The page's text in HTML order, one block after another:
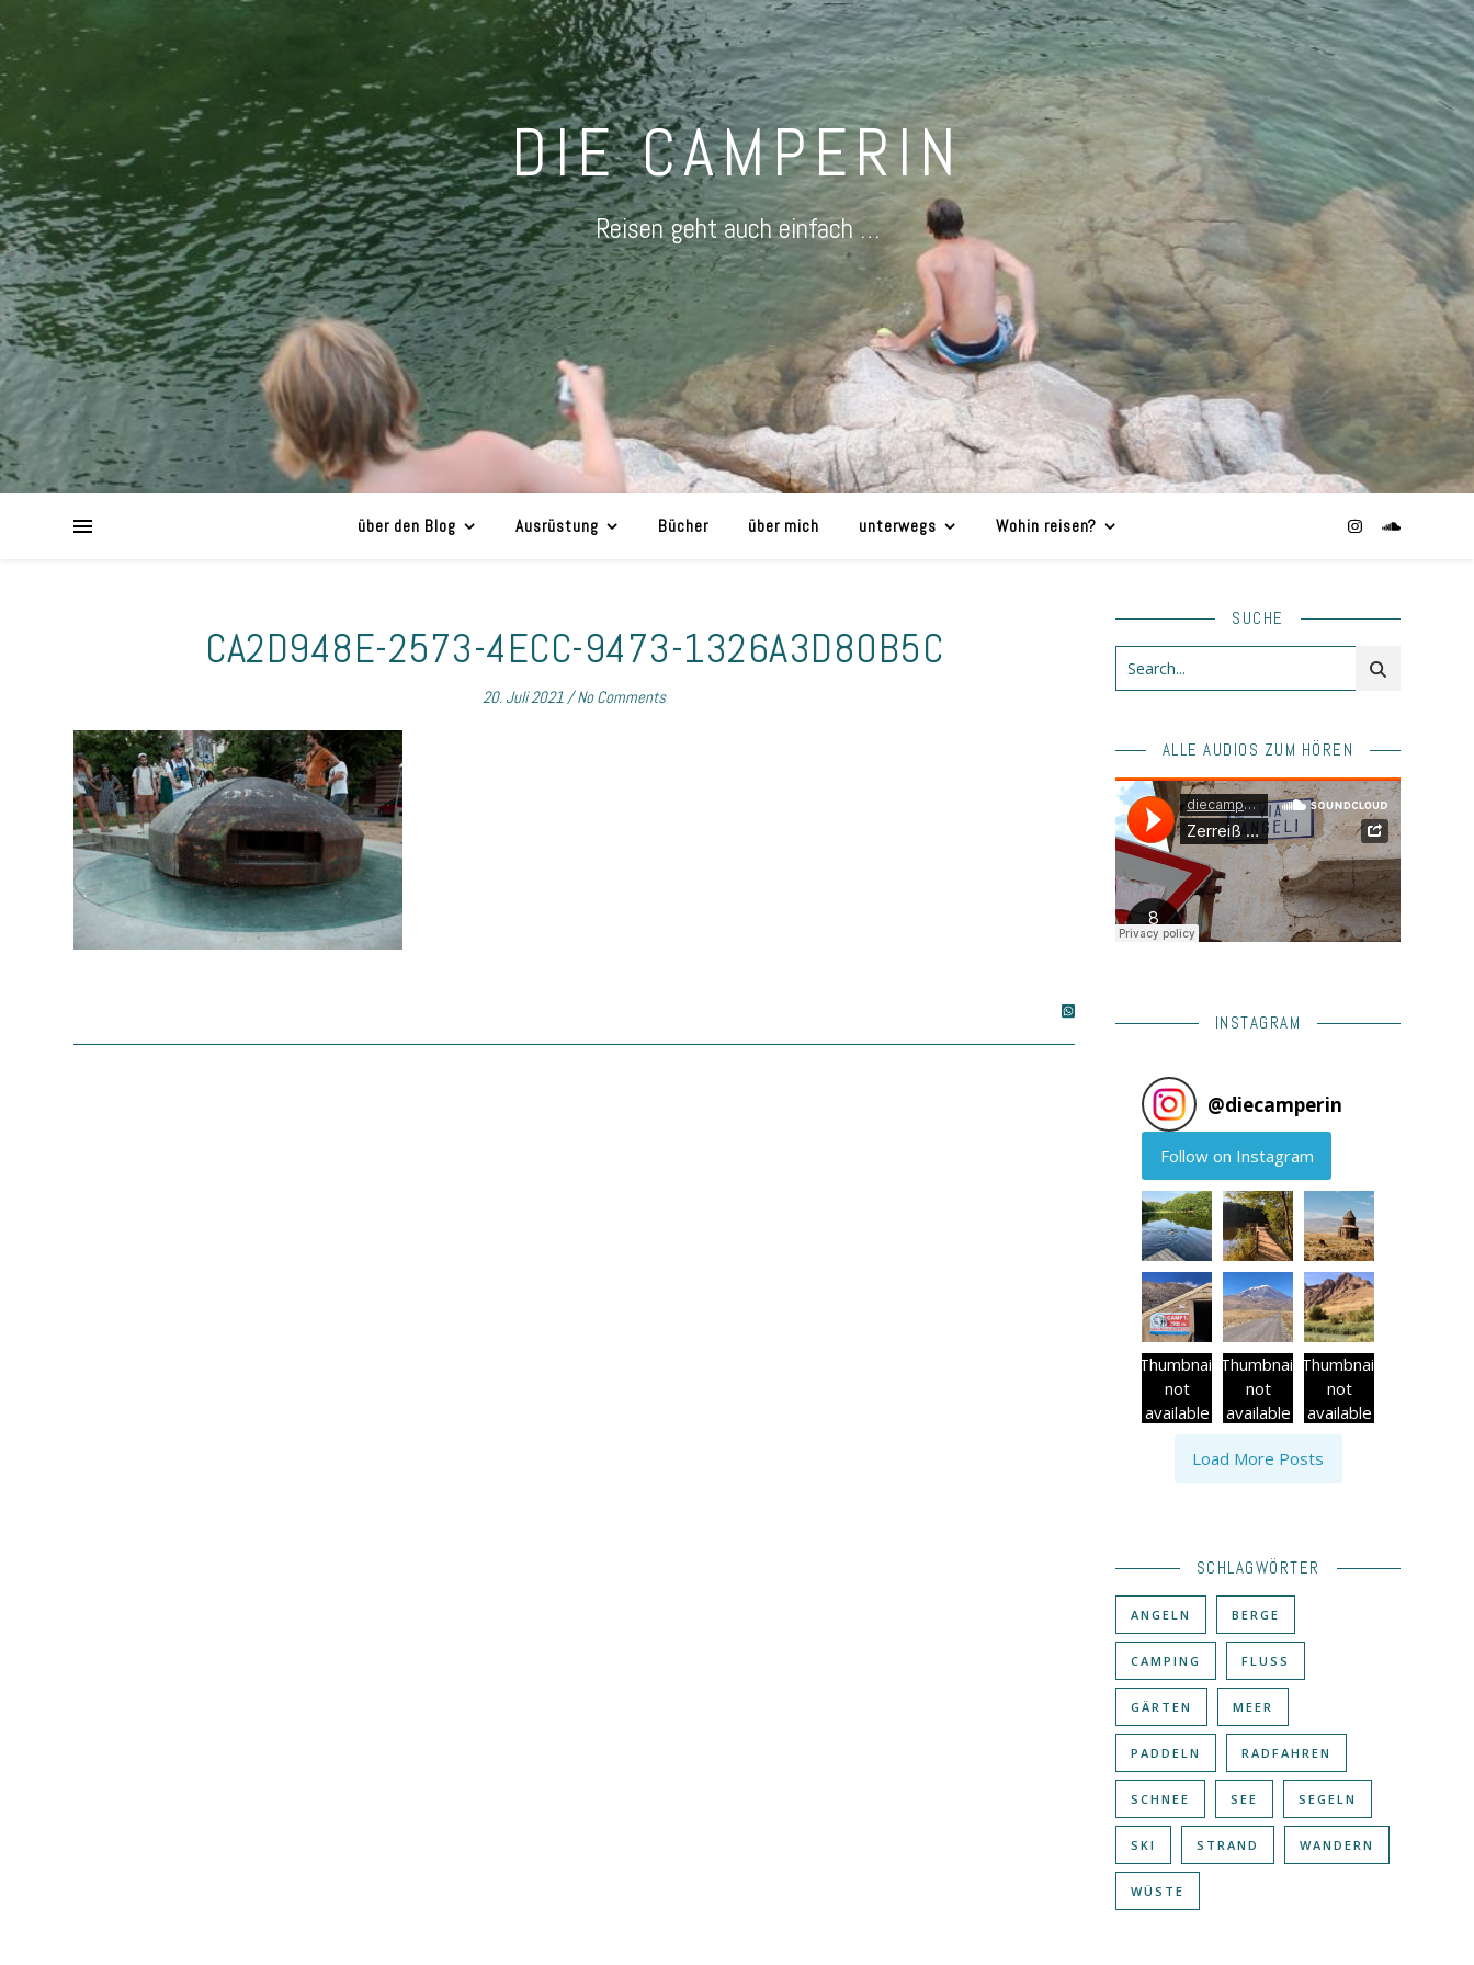
DIE CAMPERIN
Reisen geht auch einfach …
über den Blog Ausrüstung Bücher über mich unterwegs Wohin reisen?
CA2D948E-2573-4ECC-9473-1326A3D80B5C
20. Juli 2021/ No Comments
SUCHE
ALLE AUDIOS ZUM HÖREN
INSTAGRAM
@diecamperin
Follow on Instagram
Thumbnail
not
available
Thumbnail
not
available
Thumbnail
not
available
Load More Posts
SCHLAGWÖRTER
ANGELN BERGE
CAMPING FLUSS
GÄRTEN MEER
PADDELN RADFAHREN
SCHNEE SEE SEGELN
SKI STRAND WANDERN
WÜSTE